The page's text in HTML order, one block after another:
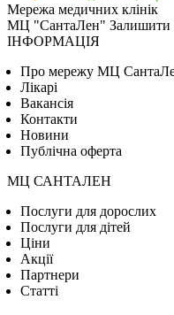
Мережа медичних клінік
МЦ "СантаЛен" Залишити
ІНФОРМАЦІЯ
Про мережу МЦ
Лікарі
Вакансія
Контакти
Новини
Публічна оферта
МЦ САНТАЛЕН
Послуги для дорослих
Послуги для дітей
Цiни
Акції
Партнери
Статті